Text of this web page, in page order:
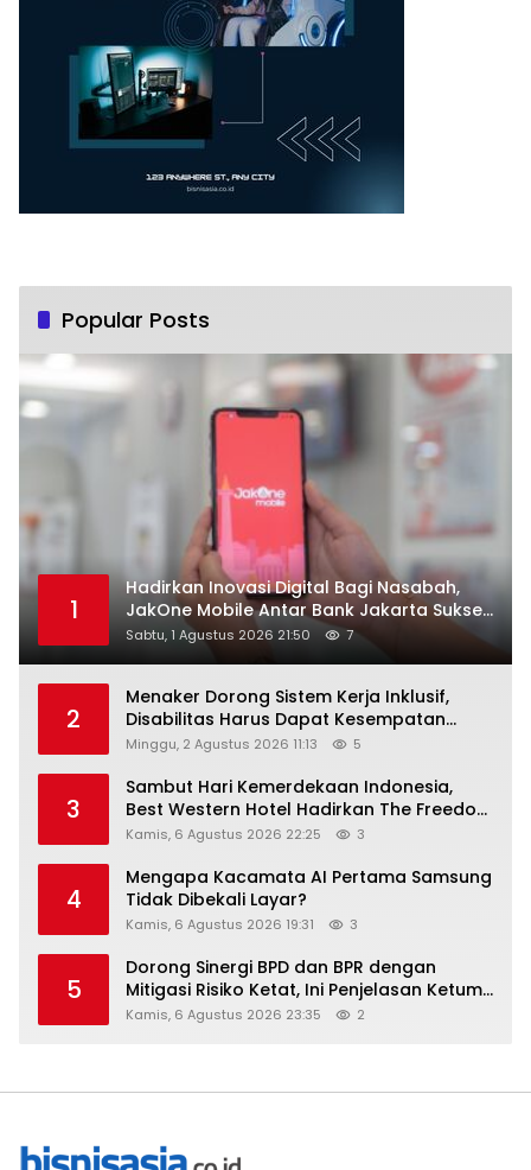
Popular Posts
1
Hadirkan Inovasi Digital Bagi Nasabah,
JakOne Mobile Antar Bank Jakarta Sukses
Raih Digital Excellence Awards 2026
Sabtu, 1 Agustus 2026 21:50 7
2
Menaker Dorong Sistem Kerja Inklusif,
Disabilitas Harus Dapat Kesempatan
Setara
Minggu, 2 Agustus 2026 11:13 5
3
Sambut Hari Kemerdekaan Indonesia,
Best Western Hotel Hadirkan The Freedom
Stay Diskon Hingga 45%
Kamis, 6 Agustus 2026 22:25 3
4
Mengapa Kacamata AI Pertama Samsung
Tidak Dibekali Layar?
Kamis, 6 Agustus 2026 19:31 3
5
Dorong Sinergi BPD dan BPR dengan
Mitigasi Risiko Ketat, Ini Penjelasan Ketum
Asbanda
Kamis, 6 Agustus 2026 23:35 2